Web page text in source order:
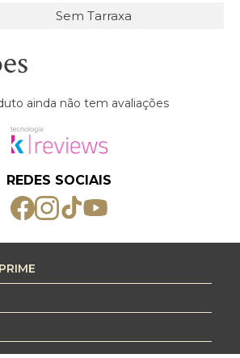
Sem Tarraxa
ainda não tem avaliações
REDES SOCIAIS